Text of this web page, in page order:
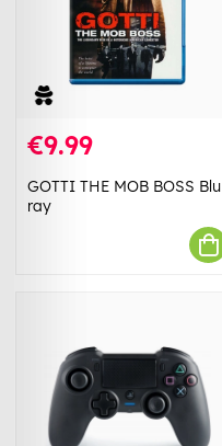
€9.99
GOTTI THE MOB BOSS Blu
ray